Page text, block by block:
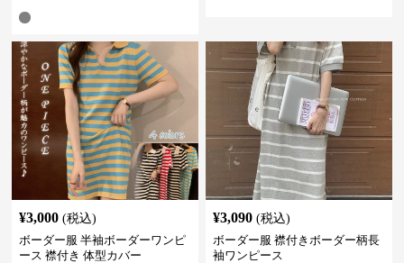
¥3,000 (税込)
ボーダー服 半袖ボーダーワンピ
ース 襟付き 体型カバー
¥3,090 (税込)
ボーダー服 襟付きボーダー柄長
袖ワンピース